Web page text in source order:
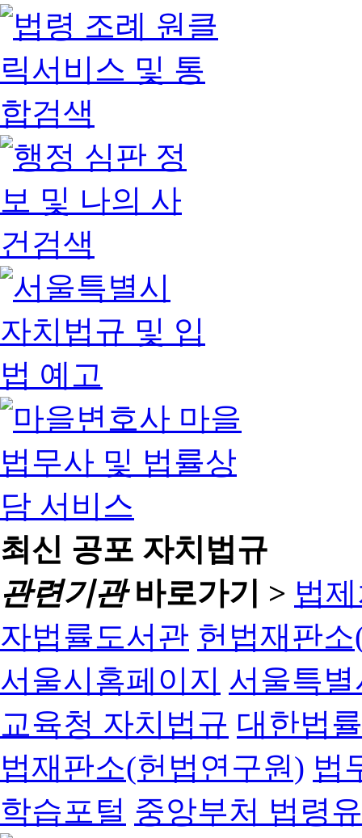
최신 공포 자치법규
관련기관바로가기 > 법
자법률도서관 헌법재판
서울시홈페이지 서울특
교육청 자치법규 대한법
법재판소(헌법연구원) 법
학습포털 중앙부처 법령